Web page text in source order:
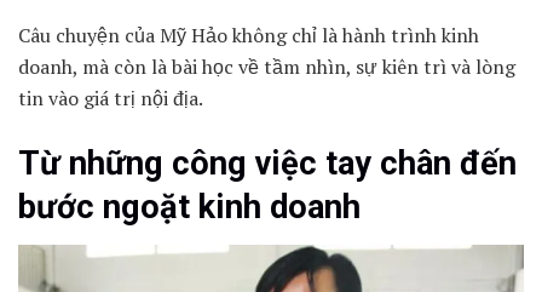
Câu chuyện của Mỹ Hảo không chỉ là hành trình kinh
doanh, mà còn là bài học về tầm nhìn, sự kiên trì và lòng
tin vào giá trị nội địa.
Từ những công việc tay chân đến
bước ngoặt kinh doanh